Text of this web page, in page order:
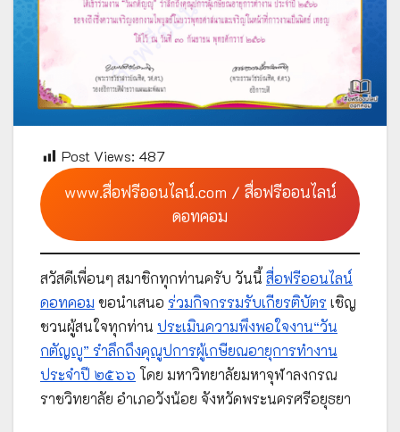
Post Views: 487
www.สื่อฟรีออนไลน์.com / สื่อฟรีออนไลน์
ดอทคอม
สวัสดีเพื่อนๆ สมาชิกทุกท่านครับ วันนี้ สื่อฟรีออนไลน์
ดอทคอม ขอนำเสนอ ร่วมกิจกรรมรับเกียรติบัตร เชิญ
ชวนผู้สนใจทุกท่าน ประเมินความพึงพอใจงาน“วัน
กตัญญู” รำลึกถึงคุณูปการผู้เกษียณอายุการทำงาน
ประจำปี ๒๕๖๖ โดย มหาวิทยาลัยมหาจุฬาลงกรณ
ราชวิทยาลัย อำเภอวังน้อย จังหวัดพระนครศรีอยุธยา